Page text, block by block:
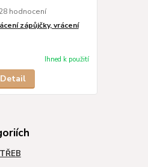
hodnocení
zápůjčky, vrácení
Ihned k použití
Detail